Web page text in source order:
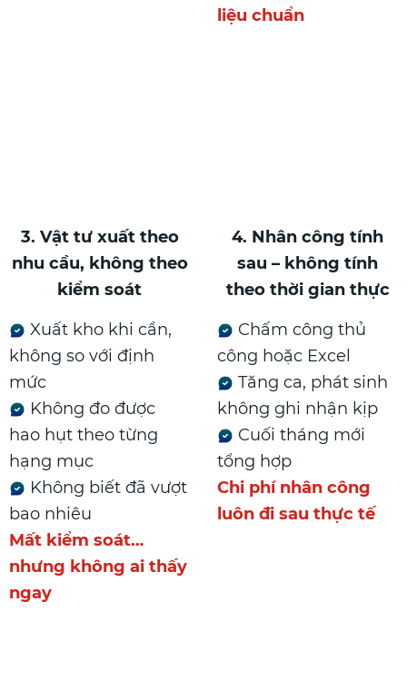
liệu chuẩn
3. Vật tư xuất theo
nhu cầu, không theo
kiểm soát
Xuất kho khi cần,
không so với định
mức
Không đo được
hao hụt theo từng
hạng mục
Không biết đã vượt
bao nhiêu
Mất kiểm soát…
nhưng không ai thấy
ngay
4. Nhân công tính
sau – không tính
theo thời gian thực
Chấm công thủ
công hoặc Excel
Tăng ca, phát sinh
không ghi nhận kịp
Cuối tháng mới
tổng hợp
Chi phí nhân công
luôn đi sau thực tế